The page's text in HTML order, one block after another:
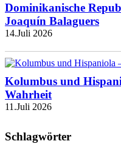
Dominikanische
Joaquín Balaguers
14.Juli 2026
Kolumbus und
Wahrheit
11.Juli 2026
Schlagwörter